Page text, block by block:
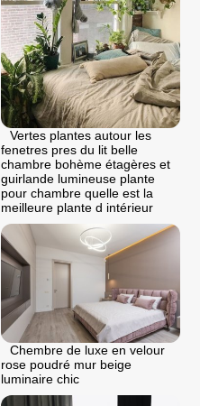
Vertes plantes autour les
fenetres pres du lit belle
chambre bohème étagères et
guirlande lumineuse plante
pour chambre quelle est la
meilleure plante d intérieur
Chembre de luxe en velour
rose poudré mur beige
luminaire chic